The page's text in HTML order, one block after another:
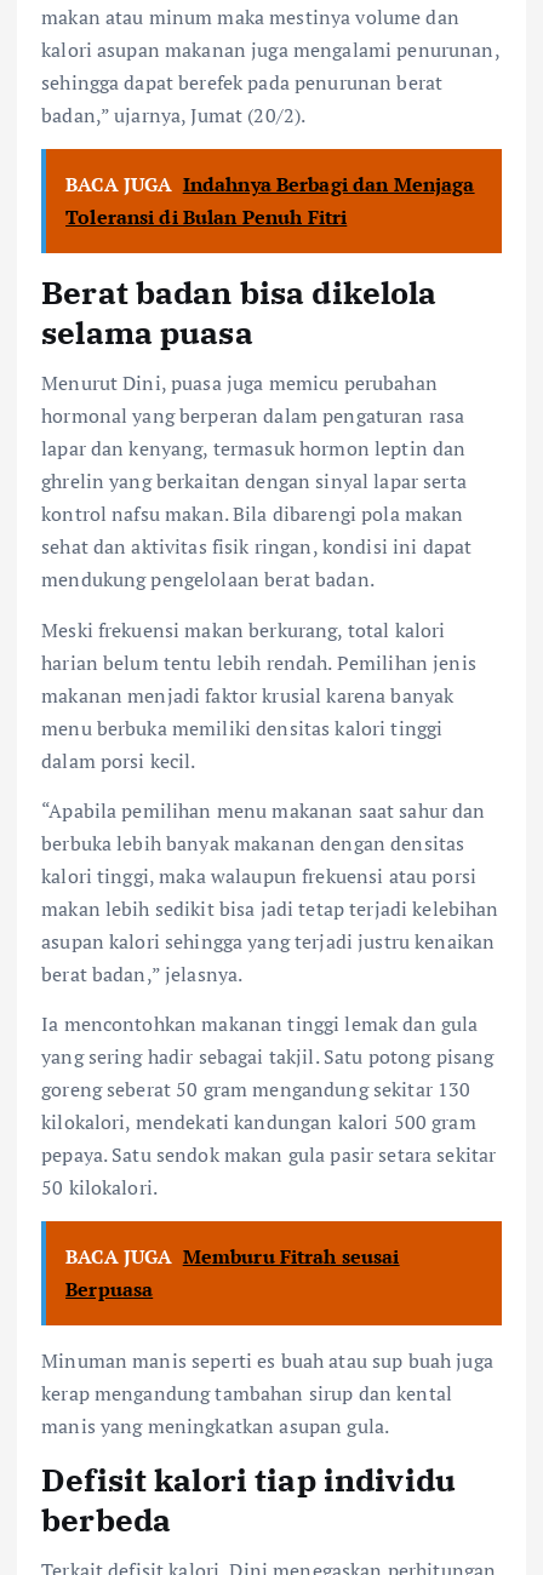
makan atau minum maka mestinya volume dan
kalori asupan makanan juga mengalami penurunan,
sehingga dapat berefek pada penurunan berat
badan,” ujarnya, Jumat (20/2).
BACA JUGA Indahnya Berbagi dan Menjaga
Toleransi di Bulan Penuh Fitri
Berat badan bisa dikelola
selama puasa
Menurut Dini, puasa juga memicu perubahan
hormonal yang berperan dalam pengaturan rasa
lapar dan kenyang, termasuk hormon leptin dan
ghrelin yang berkaitan dengan sinyal lapar serta
kontrol nafsu makan. Bila dibarengi pola makan
sehat dan aktivitas fisik ringan, kondisi ini dapat
mendukung pengelolaan berat badan.
Meski frekuensi makan berkurang, total kalori
harian belum tentu lebih rendah. Pemilihan jenis
makanan menjadi faktor krusial karena banyak
menu berbuka memiliki densitas kalori tinggi
dalam porsi kecil.
“Apabila pemilihan menu makanan saat sahur dan
berbuka lebih banyak makanan dengan densitas
kalori tinggi, maka walaupun frekuensi atau porsi
makan lebih sedikit bisa jadi tetap terjadi kelebihan
asupan kalori sehingga yang terjadi justru kenaikan
berat badan,” jelasnya.
Ia mencontohkan makanan tinggi lemak dan gula
yang sering hadir sebagai takjil. Satu potong pisang
goreng seberat 50 gram mengandung sekitar 130
kilokalori, mendekati kandungan kalori 500 gram
pepaya. Satu sendok makan gula pasir setara sekitar
50 kilokalori.
BACA JUGA Memburu Fitrah seusai
Berpuasa
Minuman manis seperti es buah atau sup buah juga
kerap mengandung tambahan sirup dan kental
manis yang meningkatkan asupan gula.
Defisit kalori tiap individu
berbeda